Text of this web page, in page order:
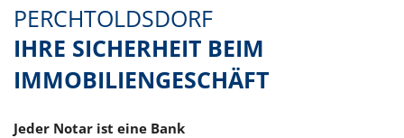
PERCHTOLDSDORF
IHRE SICHERHEIT BEIM
IMMOBILIEN­GESCHÄFT
Jeder Notar ist eine Bank